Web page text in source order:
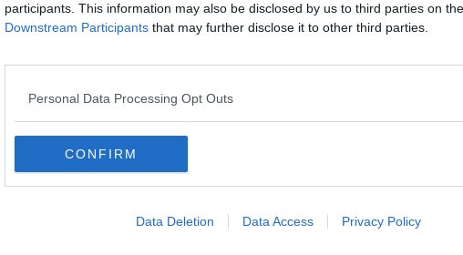
participants. This information may also be disclosed by us to third parties on the
Downstream Participants that may further disclose it to other third parties.
Personal Data Processing Opt Outs
CONFIRM
Data Deletion Data Access Privacy Policy
condanna a 16 anni e 8 mesi
colpi d'arma da fuoco
Più Letti della settimana
Più Letti del mese